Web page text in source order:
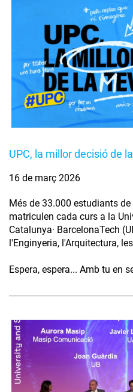
UPC, la millor decisió de
16 de març 2026
Més de 33.000 estudiants
matriculen cada curs a la
Catalunya· BarcelonaTech
l'Enginyeria, l'Arquitectura,
Espera, espera... Amb tu en